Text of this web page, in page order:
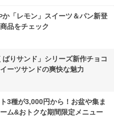
か「レモン」スイーツ＆パン新登
品をチェック
ばりサンド」シリーズ新作チョコ
ーツサンドの爽快な魅力
3種が3,000円から！お盆や集ま
ム&おトクな期間限定メニュー